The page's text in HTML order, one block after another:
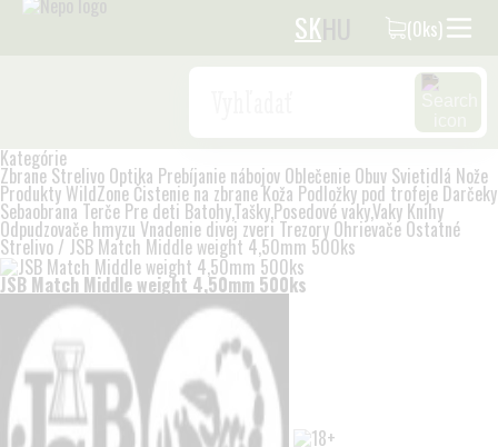
SK (0ks)
Kategórie
Zbrane Strelivo Optika Prebíjanie nábojov Oblečenie Obuv Svietidlá Nože
Produkty WildZone Čistenie na zbraneKoža Podložky pod trofeje Darčeky
Sebaobrana Terče Pre deti Batohy,Tašky,Posedové vaky,Vaky Knihy
Odpudzovače hmyzu Vnadenie divej zveri Trezory Ohrievače Ostatné
Strelivo / JSB Match Middle weight 4,50mm 500ks
JSB Match Middle weight 4,50mm 500ks